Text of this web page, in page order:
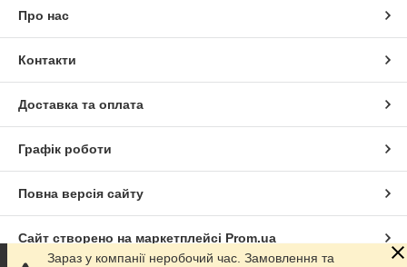
Про нас
Контакти
Доставка та оплата
Графік роботи
Повна версія сайту
Сайт створено на маркетплейсі Prom.ua
Зараз у компанії неробочий час. Замовлення та